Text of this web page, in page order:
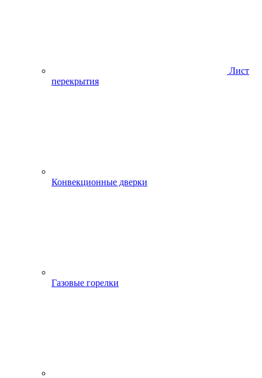
Лист
перекрытия
Конвекционные дверки
Газовые горелки